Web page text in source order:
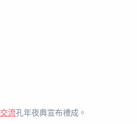
交流孔年夜典宣布禮成。